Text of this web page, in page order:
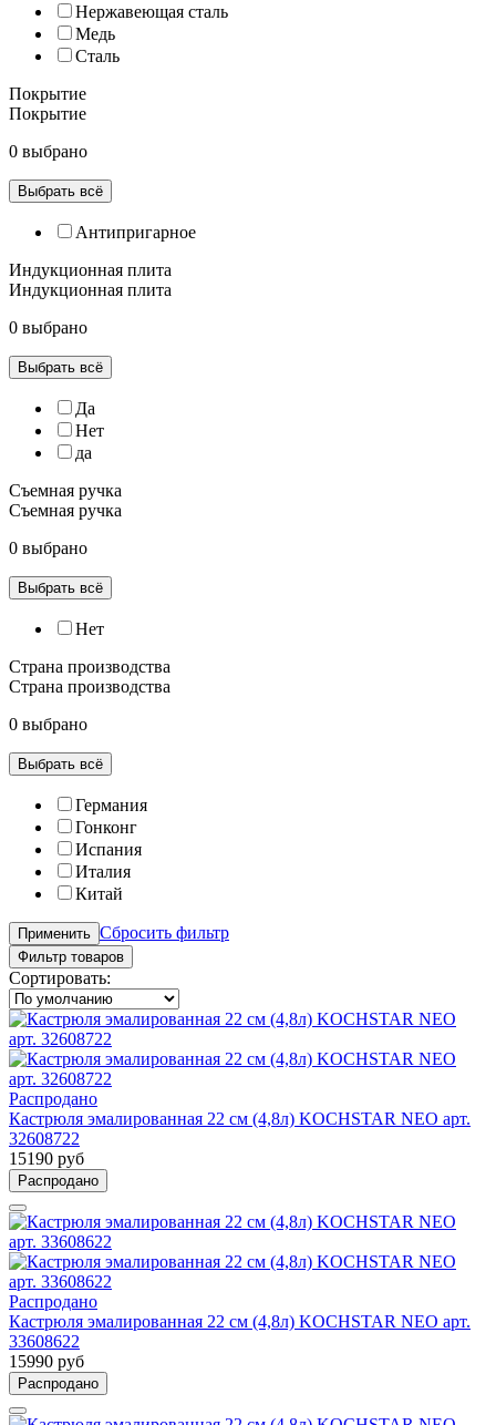
Нержавеющая сталь
Медь
Сталь
Покрытие
Покрытие
0 выбрано
Выбрать всё
Антипригарное
Индукционная плита
Индукционная плита
0 выбрано
Выбрать всё
Да
Нет
да
Съемная ручка
Съемная ручка
0 выбрано
Выбрать всё
Нет
Страна производства
Страна производства
0 выбрано
Выбрать всё
Германия
Гонконг
Испания
Италия
Китай
Применить Сбросить фильтр
Фильтр товаров
Сортировать:
Распродано
Кастрюля эмалированная 22 см (4,8л) KOCHSTAR NEO арт.
32608722
15190 руб
Распродано
Распродано
Кастрюля эмалированная 22 см (4,8л) KOCHSTAR NEO арт.
33608622
15990 руб
Распродано